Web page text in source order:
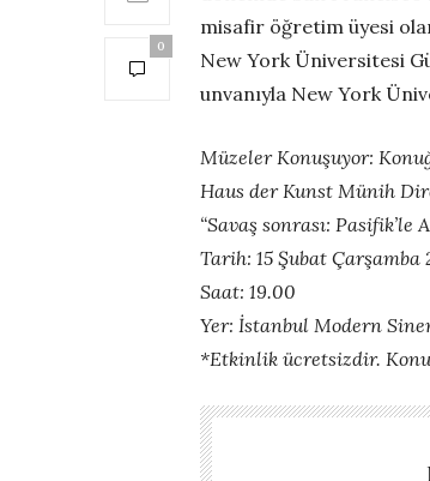
0
misafir öğretim üyesi
New York Üniversitesi
unvanıyla New York
Müzeler Konuşuyor:
Haus der Kunst Münih
“Savaş sonrası:
Tarih: 15 Şubat Çarşamba
Saat: 19.00
Yer: İstanbul Modern
*Etkinlik ücretsizdir.